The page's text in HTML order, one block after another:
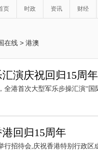
页 时政 资讯 财经
在线 > 港澳
演庆祝回归15周年
全港首次大型军乐步操汇演“国
回归15周年
行招待会,庆祝香港特别行政区